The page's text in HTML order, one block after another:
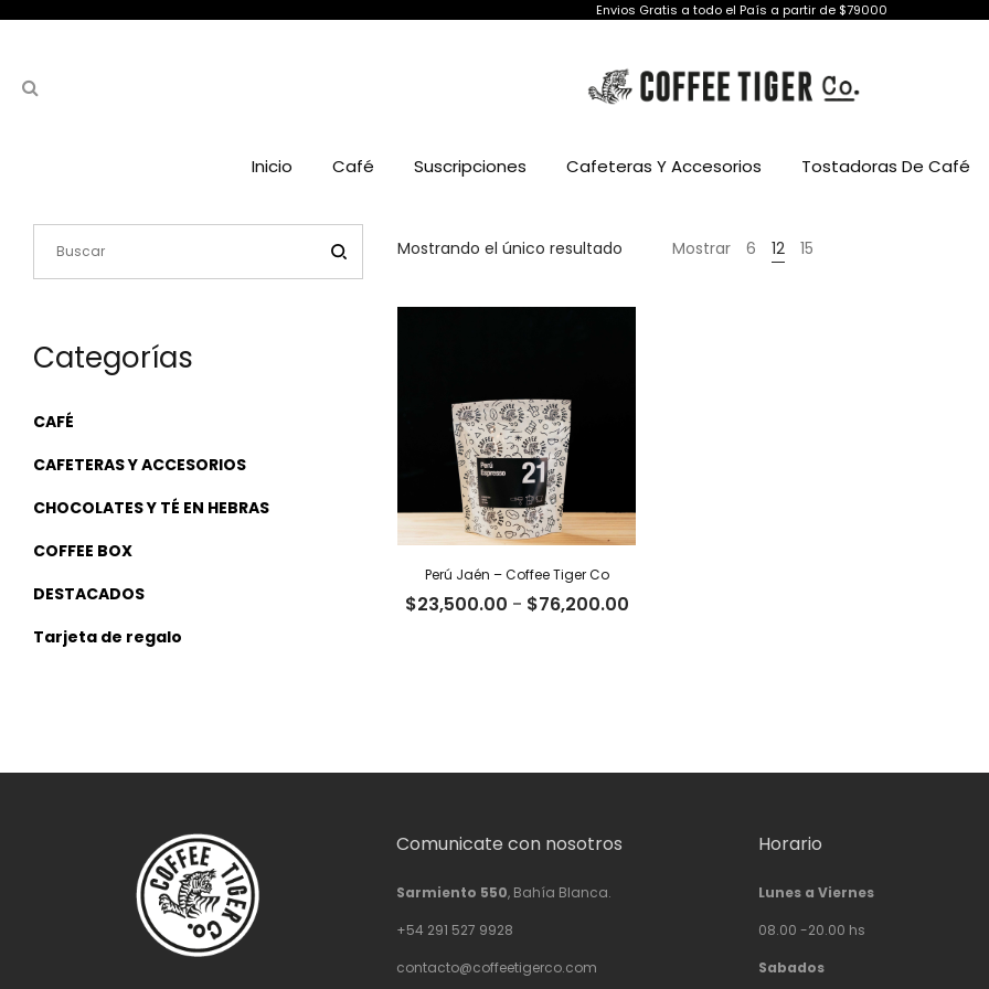
Envios Gratis a todo el País a partir de $79000
Inicio Café Suscripciones Cafeteras Y Accesorios Tostadoras De Café
Mostrando el único resultado Mostrar 6 12 15
Perú Jaén – Coffee Tiger Co
$23,500.00 - $76,200.00Rango
Categorías
CAFÉ
CAFETERAS Y ACCESORIOS
CHOCOLATES Y TÉ EN HEBRAS
COFFEE BOX
DESTACADOS
Tarjeta de regalo
Comunicate con nosotros
Sarmiento 550, Bahía Blanca.
+54 291 527 9928
contacto@coffeetigerco.com
Horario
Lunes a Viernes
08.00 -20.00 hs
Sabados